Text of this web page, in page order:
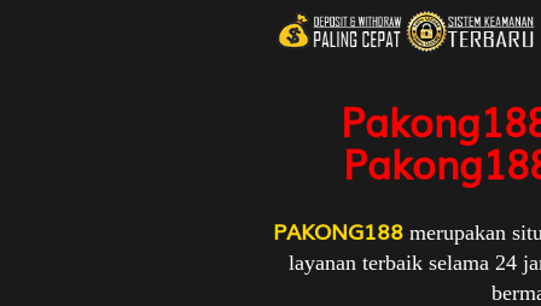
PAKONG188merupakan
layanan terbaik selama 24